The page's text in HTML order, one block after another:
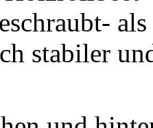
stabiler